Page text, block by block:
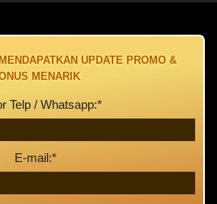
UPDATE PROMO &
MENARIK
Telp / Whatsapp:*
E-mail:*